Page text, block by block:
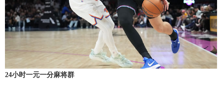
24小时一元一分麻将群